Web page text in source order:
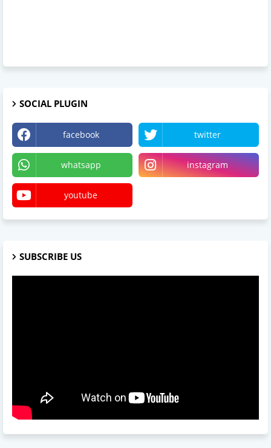
SOCIAL PLUGIN
facebook twitter
whatsapp instagram
youtube
SUBSCRIBE US